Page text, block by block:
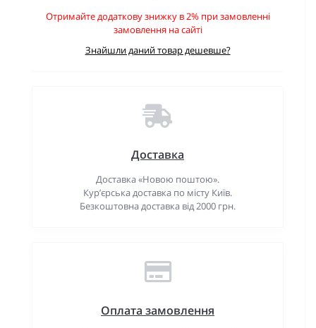
Отримайте додаткову знижку в 2% при замовленні
замовлення на сайті
Знайшли даний товар дешевше?
Доставка
Доставка «Новою поштою».
Кур’єрська доставка по місту Київ.
Безкоштовна доставка від 2000 грн.
Оплата замовлення